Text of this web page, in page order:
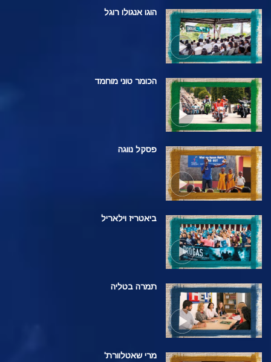
הוגו אנגולו רוגל
הכומר טוני מוחמד
פסקל נווגה
ביאטריז וילאריל
תמרה בטליה
מרי שאטלוורת'